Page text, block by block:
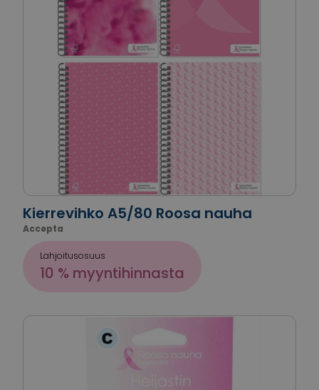
Kierrevihko A5/80 Roosa nauha
Accepta
Lahjoitusosuus
10 % myyntihinnasta